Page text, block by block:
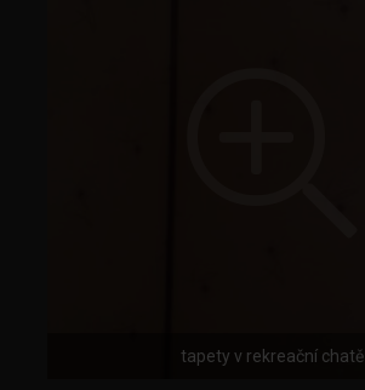
tapety v rekreační chatě